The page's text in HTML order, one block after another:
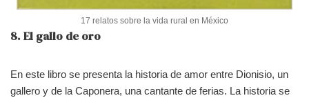
17 relatos sobre la vida rural en México
8. El gallo de oro
En este libro se presenta la historia de amor entre Dionisio, un
gallero y de la Caponera, una cantante de ferias. La historia se